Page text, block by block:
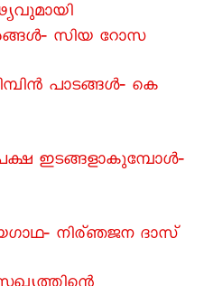
സിയ റോസ
പാടങ്ങൾ‐ കെ
ഇടങ്ങളാകുമ്പോൾ‐
നിര്ഞജന ദാസ്